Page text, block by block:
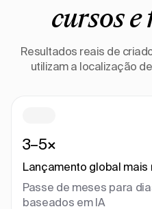
cursos
Resultados reais de
utilizam a localização
3–5×
Lançamento global mais
Passe de meses para
baseados em IA